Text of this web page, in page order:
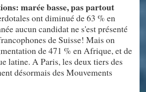
marée basse, pas partout
ont diminué de 63 % en
aucun candidat ne s'est présenté
de Suisse! Mais on
de 471 % en Afrique, et de
latine. A Paris, les deux tiers des
désormais des Mouvements